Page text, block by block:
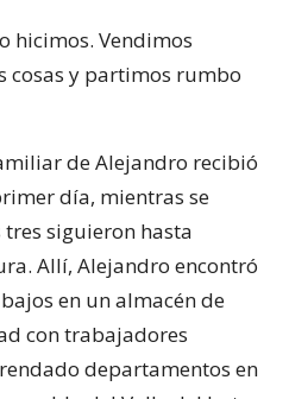
hicimos. Vendimos
cosas y partimos rumbo
de Alejandro recibió
día, mientras se
siguieron hasta
Allí, Alejandro encontró
en un almacén de
con trabajadores
departamentos en